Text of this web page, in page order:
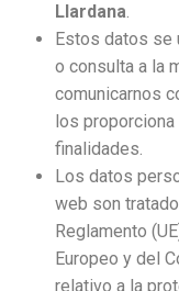
Llardana.
Estos datos se
o consulta a la
comunicarnos
los
finalidades.
Los datos
web son
Reglamento
Europeo y del
relativo a la